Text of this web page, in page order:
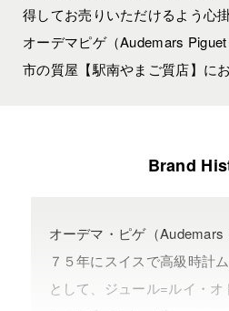
得してお売りいただけるよう心
オーデマピゲ（Audemars
市の質屋【駅南やまご質店】に
Brand
オーデマ・ピゲ（Audemars
７５年にスイスで高級時計
として、ジュール=ルイ・